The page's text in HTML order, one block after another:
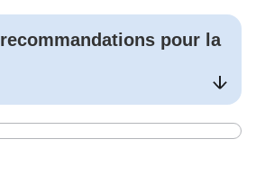
recommandations pour la